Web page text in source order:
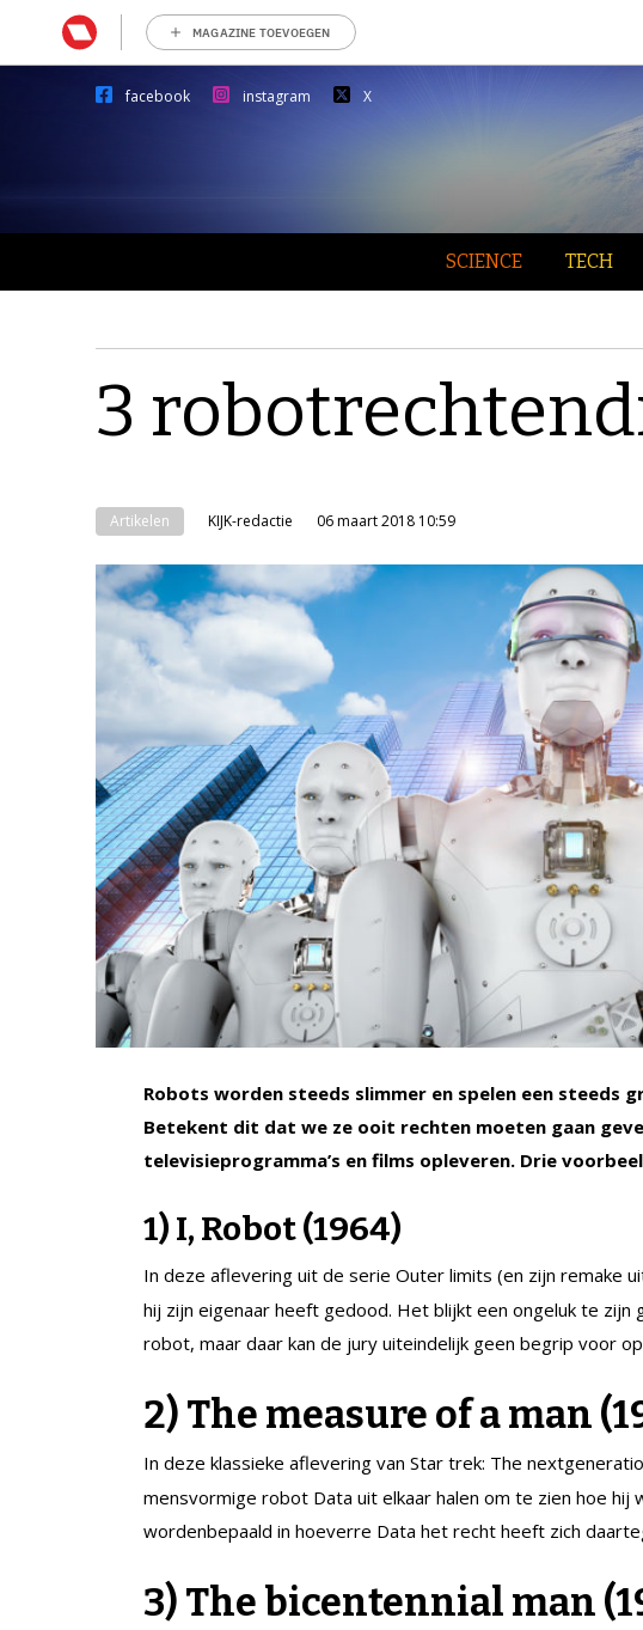
MAGAZINE TOEVOEGEN
facebook instagram X
SCIENCE TECH
3
Artikelen KIJK-redactie 06 maart 2018 10:59
Robots worden steeds slimmer en spelen een steeds
Betekent dit dat we ze ooit rechten moeten gaan
televisieprogramma’s en films opleveren. Drie
1) I, Robot(1964)
In deze aflevering uit de serie Outer limits (en zijn remake
hij zijn eigenaar heeft gedood. Het blijkt een ongeluk te
robot, maar daar kan de jury uiteindelijk geen begrip voor
2) The measure of a man
In deze klassieke aflevering van Star trek: The nextg
mensvormige robot Data uit elkaar halen om te zien hoe hij
wordenbepaald in hoeverre Data het recht heeft zich
3) The bicentennial man